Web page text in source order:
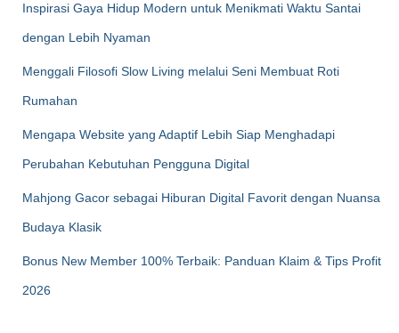
Inspirasi Gaya Hidup Modern untuk Menikmati Waktu Santai
dengan Lebih Nyaman
Menggali Filosofi Slow Living melalui Seni Membuat Roti
Rumahan
Mengapa Website yang Adaptif Lebih Siap Menghadapi
Perubahan Kebutuhan Pengguna Digital
Mahjong Gacor sebagai Hiburan Digital Favorit dengan Nuansa
Budaya Klasik
Bonus New Member 100% Terbaik: Panduan Klaim & Tips Profit
2026